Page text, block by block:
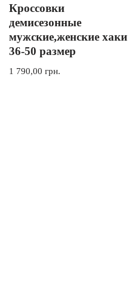
Кроссовки
демисезонные
мужские,женские хаки
36-50 размер
1 790,00 грн.